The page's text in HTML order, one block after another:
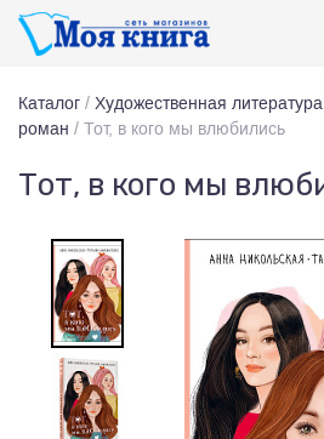
Каталог / Художественная литература
роман / Тот, в кого мы влюбились
Тот, в кого мы